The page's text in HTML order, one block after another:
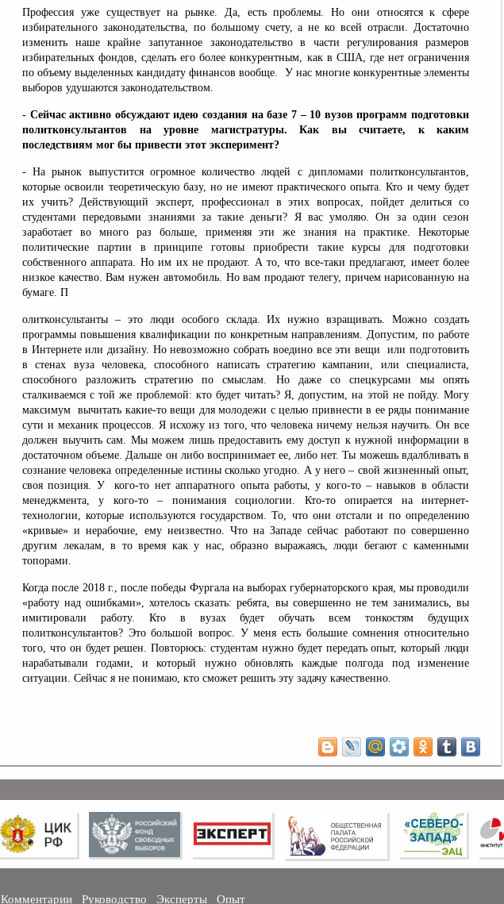
Профессия уже существует на рынке. Да, есть проблемы. Но они относятся к сфере
избирательного законодательства, по большому счету, а не ко всей отрасли. Достаточно
изменить наше крайне запутанное законодательство в части регулирования размеров
избирательных фондов, сделать его более конкурентным, как в США, где нет ограничения
по объему выделенных кандидату финансов вообще. У нас многие конкурентные элементы
выборов удушаются законодательством.
- Сейчас активно обсуждают идею создания на базе 7 – 10 вузов программ подготовки
политконсультантов на уровне магистратуры. Как вы считаете, к каким
последствиям мог бы привести этот эксперимент?
- На рынок выпустится огромное количество людей с дипломами политконсультантов,
которые освоили теоретическую базу, но не имеют практического опыта. Кто и чему будет
их учить? Действующий эксперт, профессионал в этих вопросах, пойдет делиться со
студентами передовыми знаниями за такие деньги? Я вас умоляю. Он за один сезон
заработает во много раз больше, применяя эти же знания на практике. Некоторые
политические партии в принципе готовы приобрести такие курсы для подготовки
собственного аппарата. Но им их не продают. А то, что все-таки предлагают, имеет более
низкое качество. Вам нужен автомобиль. Но вам продают телегу, причем нарисованную на
бумаге. П
олитконсультанты – это люди особого склада. Их нужно взращивать. Можно создать
программы повышения квалификации по конкретным направлениям. Допустим, по работе
в Интернете или дизайну. Но невозможно собрать воедино все эти вещи или подготовить
в стенах вуза человека, способного написать стратегию кампании, или специалиста,
способного разложить стратегию по смыслам. Но даже со спецкурсами мы опять
сталкиваемся с той же проблемой: кто будет читать? Я, допустим, на этой не пойду. Могу
максимум вычитать какие-то вещи для молодежи с целью привнести в ее ряды понимание
сути и механик процессов. Я исхожу из того, что человека ничему нельзя научить. Он все
должен выучить сам. Мы можем лишь предоставить ему доступ к нужной информации в
достаточном объеме. Дальше он либо воспринимает ее, либо нет. Ты можешь вдалбливать в
сознание человека определенные истины сколько угодно. А у него – свой жизненный опыт,
своя позиция. У кого-то нет аппаратного опыта работы, у кого-то – навыков в области
менеджмента, у кого-то – понимания социологии. Кто-то опирается на интернет-
технологии, которые используются государством. То, что они отстали и по определению
«кривые» и нерабочие, ему неизвестно. Что на Западе сейчас работают по совершенно
другим лекалам, в то время как у нас, образно выражаясь, люди бегают с каменными
топорами.
Когда после 2018 г., после победы Фургала на выборах губернаторского края, мы проводили
«работу над ошибками», хотелось сказать: ребята, вы совершенно не тем занимались, вы
имитировали работу. Кто в вузах будет обучать всем тонкостям будущих
политконсультантов? Это большой вопрос. У меня есть большие сомнения относительно
того, что он будет решен. Повторюсь: студентам нужно будет передать опыт, который люди
нарабатывали годами, и который нужно обновлять каждые полгода под изменение
ситуации. Сейчас я не понимаю, кто сможет решить эту задачу качественно.
Комментарии Руководство Эксперты Опыт